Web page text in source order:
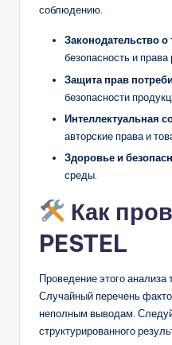
соблюдению.
Законодательство о
безопасность и права
Защита прав
безопасности
Интеллектуальная
авторские права и
Здоровье и
среды.
Как
PESTEL
Проведение этого анализа
Случайный перечень
неполным выводам.
структурированного